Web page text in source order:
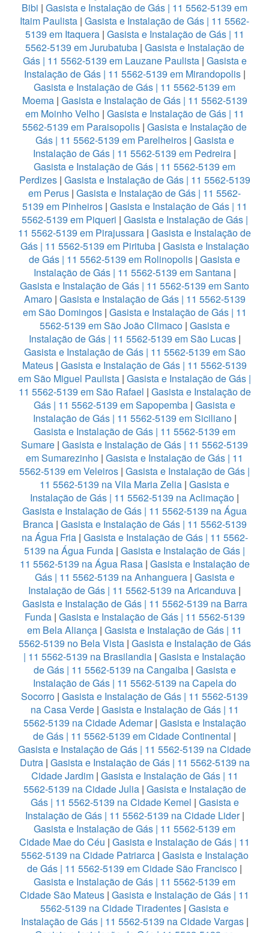
Bibi | Gasista e Instalação de Gás | 11 5562-5139 em
Itaim Paulista | Gasista e Instalação de Gás | 11 5562-
5139 em Itaquera| Gasista e Instalação de Gás | 11
5562-5139 em Jurubatuba| Gasista e Instalação de
Gás | 11 5562-5139 em Lauzane Paulista | Gasista e
Instalação de Gás | 11 5562-5139 em Mirandopolis|
Gasista e Instalação de Gás | 11 5562-5139 em
Moema| Gasista e Instalação de Gás | 11 5562-5139
em Moinho Velho | Gasista e Instalação de Gás | 11
5562-5139 em Paraisopolis | Gasista e Instalação de
Gás | 11 5562-5139 em Parelheiros| Gasista e
Instalação de Gás | 11 5562-5139 em Pedreira |
Gasista e Instalação de Gás | 11 5562-5139 em
Perdizes| Gasista e Instalação de Gás | 11 5562-5139
em Perus | Gasista e Instalação de Gás | 11 5562-
5139 em Pinheiros| Gasista e Instalação de Gás | 11
5562-5139 em Piqueri | Gasista e Instalação de Gás |
11 5562-5139 em Pirajussara | Gasista e Instalação de
Gás | 11 5562-5139 em Pirituba| Gasista e Instalação
de Gás | 11 5562-5139 em Rolinopolis | Gasista e
Instalação de Gás | 11 5562-5139 em Santana|
Gasista e Instalação de Gás | 11 5562-5139 em Santo
Amaro| Gasista e Instalação de Gás | 11 5562-5139
em São Domingos| Gasista e Instalação de Gás | 11
5562-5139 em São João Climaco| Gasista e
Instalação de Gás | 11 5562-5139 em São Lucas|
Gasista e Instalação de Gás | 11 5562-5139 em São
Mateus | Gasista e Instalação de Gás | 11 5562-5139
em São Miguel Paulista | Gasista e Instalação de Gás |
11 5562-5139 em São Rafael | Gasista e Instalação de
Gás | 11 5562-5139 em Sapopemba | Gasista e
Instalação de Gás | 11 5562-5139 em Siciliano|
Gasista e Instalação de Gás | 11 5562-5139 em
Sumare | Gasista e Instalação de Gás | 11 5562-5139
em Sumarezinho | Gasista e Instalação de Gás | 11
5562-5139 em Veleiros | Gasista e Instalação de Gás |
11 5562-5139 na Vila Maria Zelia | Gasista e
Instalação de Gás | 11 5562-5139 na Aclimação |
Gasista e Instalação de Gás | 11 5562-5139 na Água
Branca| Gasista e Instalação de Gás | 11 5562-5139
na Água Fria| Gasista e Instalação de Gás | 11 5562-
5139 na Água Funda | Gasista e Instalação de Gás |
11 5562-5139 na Água Rasa | Gasista e Instalação de
Gás | 11 5562-5139 na Anhanguera| Gasista e
Instalação de Gás | 11 5562-5139 na Aricanduva |
Gasista e Instalação de Gás | 11 5562-5139 na Barra
Funda | Gasista e Instalação de Gás | 11 5562-5139
em Bela Aliança | Gasista e Instalação de Gás | 11
5562-5139 no Bela Vista| Gasista e Instalação de Gás
| 11 5562-5139 na Brasilandia | Gasista e Instalação
de Gás | 11 5562-5139 na Cangaiba| Gasista e
Instalação de Gás | 11 5562-5139 na Capela do
Socorro | Gasista e Instalação de Gás | 11 5562-5139
na Casa Verde| Gasista e Instalação de Gás | 11
5562-5139 na Cidade Ademar| Gasista e Instalação
de Gás | 11 5562-5139 em Cidade Continental |
Gasista e Instalação de Gás | 11 5562-5139 na Cidade
Dutra | Gasista e Instalação de Gás | 11 5562-5139 na
Cidade Jardim| Gasista e Instalação de Gás | 11
5562-5139 na Cidade Julia | Gasista e Instalação de
Gás | 11 5562-5139 na Cidade Kemel | Gasista e
Instalação de Gás | 11 5562-5139 na Cidade Lider|
Gasista e Instalação de Gás | 11 5562-5139 em
Cidade Mae do Céu | Gasista e Instalação de Gás | 11
5562-5139 na Cidade Patriarca| Gasista e Instalação
de Gás | 11 5562-5139 em Cidade São Francisco |
Gasista e Instalação de Gás | 11 5562-5139 em
Cidade São Mateus | Gasista e Instalação de Gás | 11
5562-5139 na Cidade Tiradentes | Gasista e
Instalação de Gás | 11 5562-5139 na Cidade Vargas |